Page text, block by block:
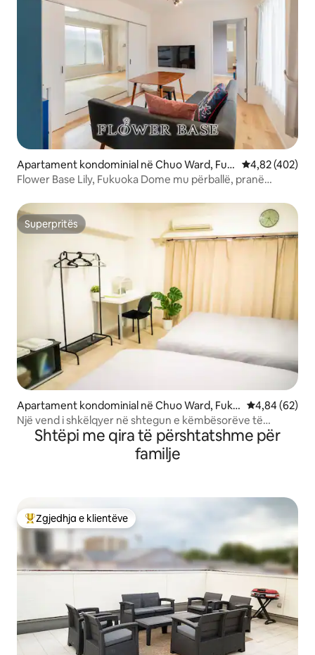
Apartament kondominial në Chuo Ward, Fuk
uoka
Vlerësimi
4,82 (402)
Flower Base Lily, Fukuoka Dome mu përballë, pranë
Superpritës
Superpritës
Apartament kondominial në Chuo Ward, Fuku
oka
Vlerësimi
4,84 (62)
Një vend i shkëlqyer në shtegun e këmbësorëve të
Tenjin.5 5
Shtëpi me qira të përshtatshme për
familje
Më të mirat e zgjedhjeve të klientëve
Zgjedhja e klientëve